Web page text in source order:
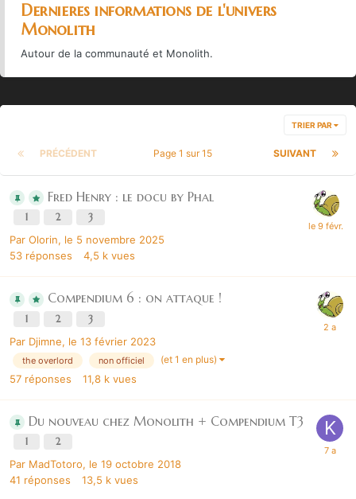
Dernieres informations de l'univers
Monolith
Autour de la communauté et Monolith.
TRIER PAR
PRÉCÉDENT SUIVANT
Page 1 sur 15
Fred Henry : le docu by Phal
1 2 3
Par Olorin, le 5 novembre 2025
53 réponses 4,5 k vues
Compendium 6 : on attaque !
1 2 3
Par Djimne, le 13 février 2023
the overlord non officiel (et 1 en plus)
57 réponses 11,8 k vues
Du nouveau chez Monolith + Compendium T3
1 2
Par MadTotoro, le 19 octobre 2018
41 réponses 13,5 k vues